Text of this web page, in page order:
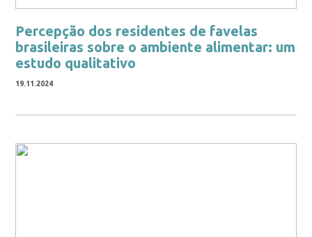
Percepção dos residentes de favelas
brasileiras sobre o ambiente alimentar: um
estudo qualitativo
19.11.2024